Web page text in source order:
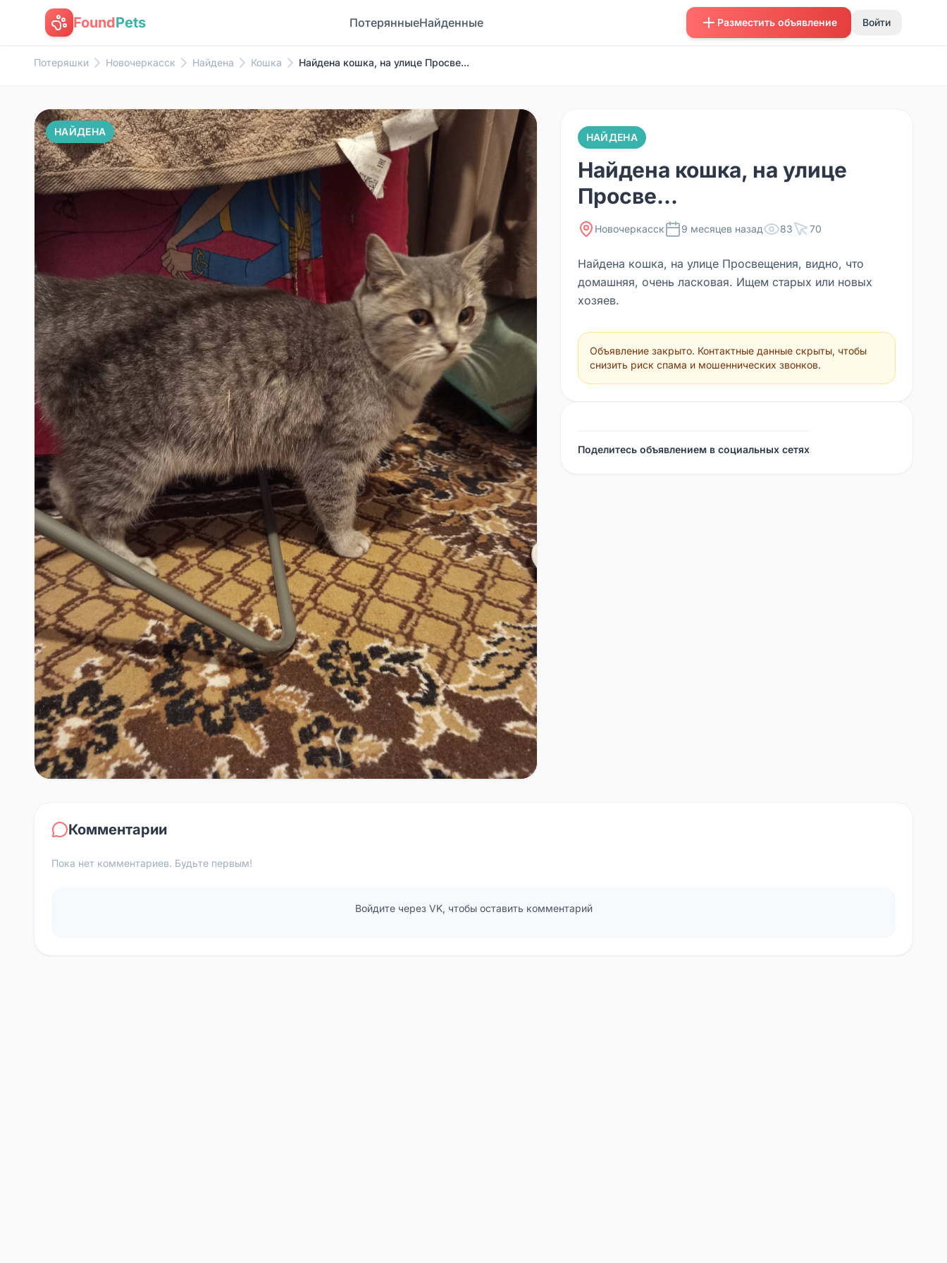
FoundPets ПотерянныеНайденные Разместить объявление Войти
Потеряшки Новочеркасск Найдена Кошка Найдена кошка, на улице Просве...
НАЙДЕНА НАЙДЕНА
Найдена кошка, на улице
Просве...
Новочеркасск 9 месяцев назад 83 70
Найдена кошка, на улице Просвещения, видно, что
домашняя, очень ласковая. Ищем старых или новых
хозяев.
Объявление закрыто. Контактные данные скрыты, чтобы
снизить риск спама и мошеннических звонков.
Поделитесь объявлением в социальных сетях
Комментарии
Пока нет комментариев. Будьте первым!
Войдите через VK, чтобы оставить комментарий